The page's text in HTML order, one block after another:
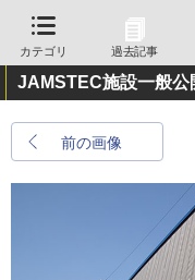
カテゴリ 過去記事
JAMSTEC施設一般公
前の画像